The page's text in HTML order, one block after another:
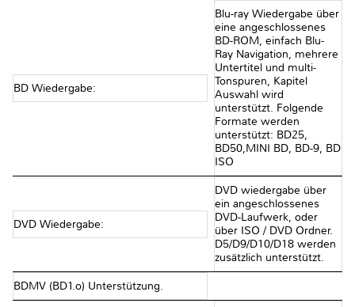
BD Wiedergabe:
Blu-ray Wiedergabe über
eine angeschlossenes
BD-ROM, einfach Blu-
Ray Navigation, mehrere
Untertitel und multi-
Tonspuren, Kapitel
Auswahl wird
unterstützt. Folgende
Formate werden
unterstützt: BD25,
BD50,MINI BD, BD-9, BD
ISO
DVD Wiedergabe:
DVD wiedergabe über
ein angeschlossenes
DVD-Laufwerk, oder
über ISO / DVD Ordner.
D5/D9/D10/D18 werden
zusätzlich unterstützt.
BDMV (BD1.o) Unterstützung.